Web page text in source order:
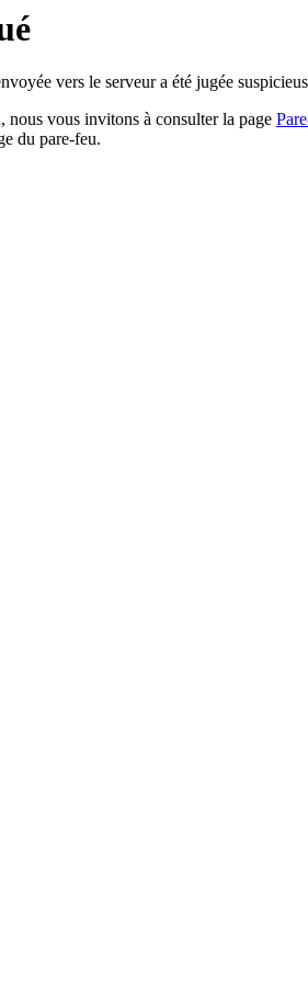
vers le serveur a été jugée
nous vous invitons à consulter la page
du pare-feu.